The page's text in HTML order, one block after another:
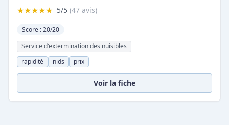
★★★★★ 5/5 (47 avis)
Score : 20/20
Service d'extermination des nuisibles
rapidité
nids prix
Voir la fiche